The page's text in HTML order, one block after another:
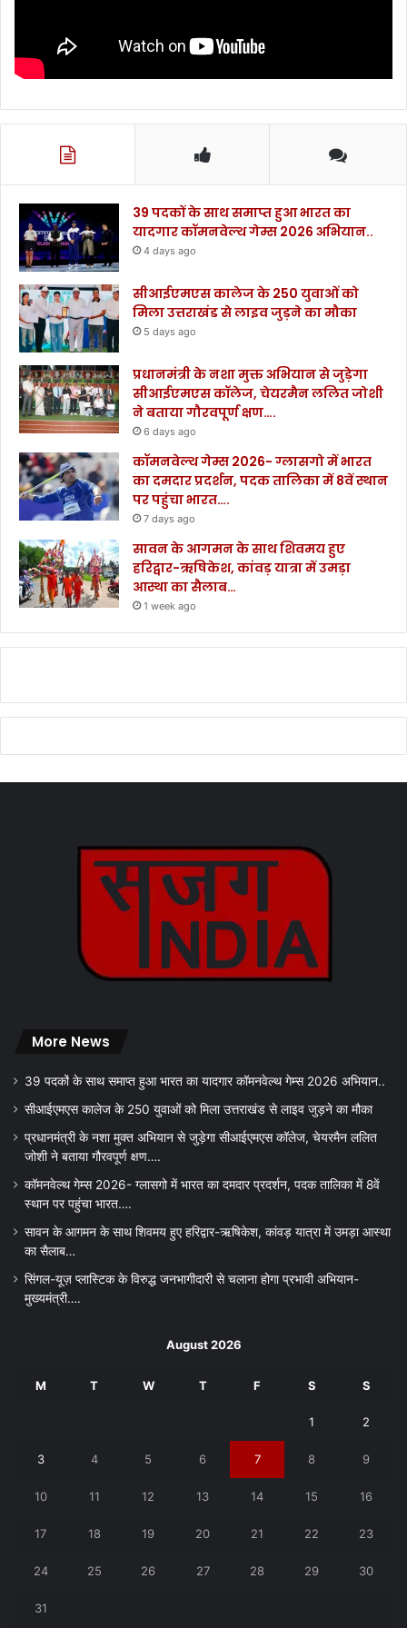
39 पदकों के साथ समाप्त हुआ भारत का
यादगार कॉमनवेल्थ गेम्स 2026 अभियान..
4 days ago
सीआईएमएस कालेज के 250 युवाओं को
मिला उत्तराखंड से लाइव जुड़ने का मौका
5 days ago
प्रधानमंत्री के नशा मुक्त अभियान से जुड़ेगा
सीआईएमएस कॉलेज, चेयरमैन ललित जोशी
ने बताया गौरवपूर्ण क्षण….
6 days ago
कॉमनवेल्थ गेम्स 2026- ग्लासगो में भारत
का दमदार प्रदर्शन, पदक तालिका में 8वें स्थान
पर पहुंचा भारत….
7 days ago
सावन के आगमन के साथ शिवमय हुए
हरिद्वार-ऋषिकेश, कांवड़ यात्रा में उमड़ा
आस्था का सैलाब…
1 week ago
More News
39 पदकों के साथ समाप्त हुआ भारत का यादगार कॉमनवेल्थ गेम्स 2026 अभियान..
सीआईएमएस कालेज के 250 युवाओं को मिला उत्तराखंड से लाइव जुड़ने का मौका
प्रधानमंत्री के नशा मुक्त अभियान से जुड़ेगा सीआईएमएस कॉलेज, चेयरमैन ललित
जोशी ने बताया गौरवपूर्ण क्षण….
कॉमनवेल्थ गेम्स 2026- ग्लासगो में भारत का दमदार प्रदर्शन, पदक तालिका में 8वें
स्थान पर पहुंचा भारत….
सावन के आगमन के साथ शिवमय हुए हरिद्वार-ऋषिकेश, कांवड़ यात्रा में उमड़ा आस्था
का सैलाब…
सिंगल-यूज़ प्लास्टिक के विरुद्ध जनभागीदारी से चलाना होगा प्रभावी अभियान-
मुख्यमंत्री….
August 2026
M T W T F S S
1 2
3 4 5 6 7 8 9
10 11 12 13 14 15 16
17 18 19 20 21 22 23
24 25 26 27 28 29 30
31